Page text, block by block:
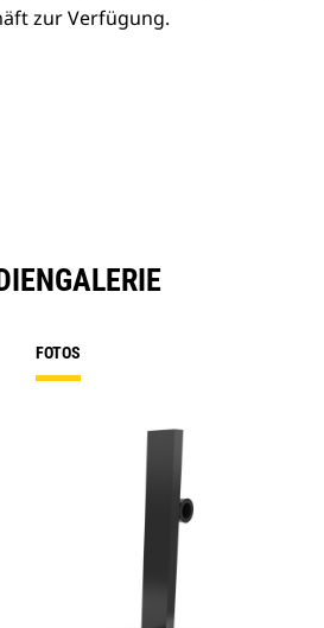
zur Verfügung.
FOTOS